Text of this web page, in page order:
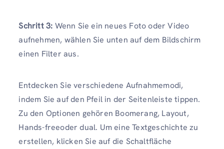
Schritt 3: Wenn Sie ein neues Foto oder Video
aufnehmen, wählen Sie unten auf dem Bildschirm
einen Filter aus.
Entdecken Sie verschiedene Aufnahmemodi,
indem Sie auf den Pfeil in der Seitenleiste tippen.
Zu den Optionen gehören Boomerang, Layout,
Hands-freeoder dual. Um eine Textgeschichte zu
erstellen, klicken Sie auf die Schaltfläche